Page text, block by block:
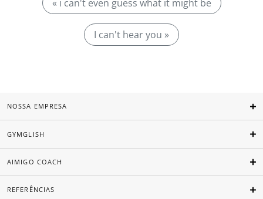
« i can't even guess what it might be
I can't hear you »
NOSSA EMPRESA
GYMGLISH
AIMIGO COACH
REFERÊNCIAS